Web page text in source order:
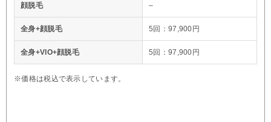
顔脱毛 –
全身+顔脱毛 5回：97,900円
全身+VIO+顔脱毛 5回：97,900円
※価格は税込で表示しています。